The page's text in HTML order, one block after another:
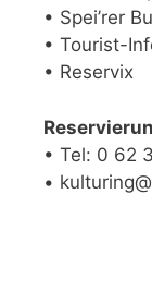
• Spei’rer
• Tourist-
• Reservix
• Tel: 0 62
•